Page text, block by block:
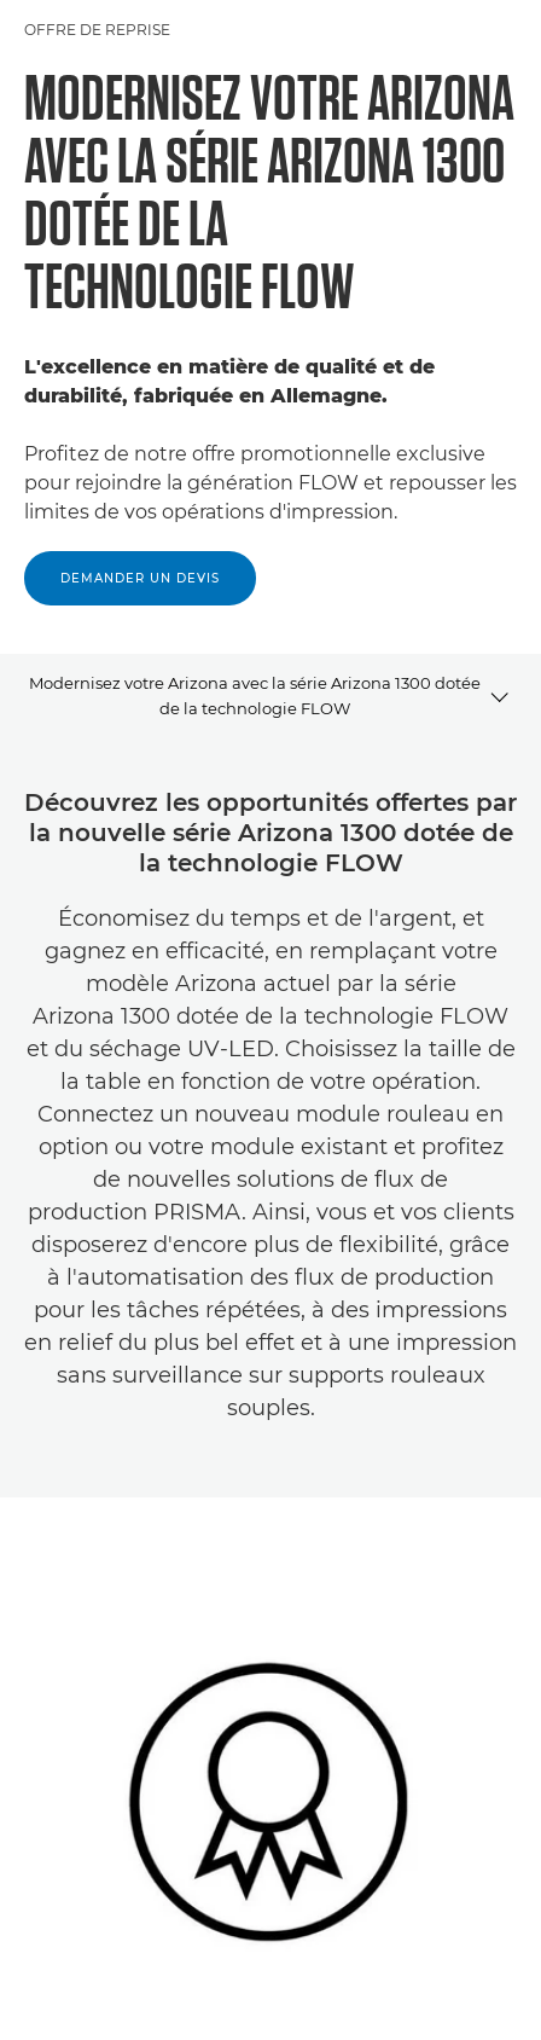
OFFRE DE REPRISE
MODERNISEZ VOTRE ARIZONA
AVEC LA SÉRIE ARIZONA 1300
DOTÉE DE LA
TECHNOLOGIE FLOW
L'excellence en matière de qualité et de
durabilité, fabriquée en Allemagne.
Profitez de notre offre promotionnelle exclusive
pour rejoindre la génération FLOW et repousser les
limites de vos opérations d'impression.
DEMANDER UN DEVIS
Modernisez votre Arizona avec la série Arizona 1300 dotée
de la technologie FLOW
Comparatif entre modèles
Découvrez les opportunités offertes par
la nouvelle série Arizona 1300 dotée de
la technologie FLOW
Économisez du temps et de l'argent, et
gagnez en efficacité, en remplaçant votre
modèle Arizona actuel par la série
Arizona 1300 dotée de la technologie FLOW
et du séchage UV-LED. Choisissez la taille de
la table en fonction de votre opération.
Connectez un nouveau module rouleau en
option ou votre module existant et profitez
de nouvelles solutions de flux de
production PRISMA. Ainsi, vous et vos clients
disposerez d'encore plus de flexibilité, grâce
à l'automatisation des flux de production
pour les tâches répétées, à des impressions
en relief du plus bel effet et à une impression
sans surveillance sur supports rouleaux
souples.